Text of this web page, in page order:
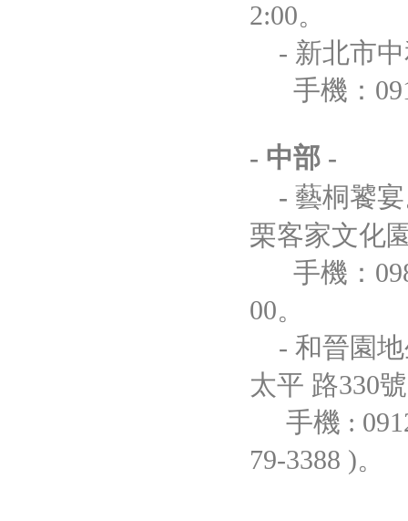
2:00。
- 新北市中
手機：
- 中部 -
- 藝桐饕
栗客家文化
手機：
00。
- 和晉園地
太平 路330
手機 :
79-3388 )。